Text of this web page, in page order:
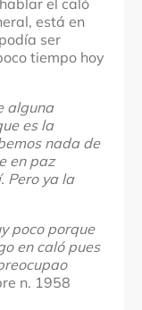
el caló
está en
ser
tiempo hoy
alguna
es la
nada de
en paz
Pero ya la
poco porque
en caló pues
n. 1958